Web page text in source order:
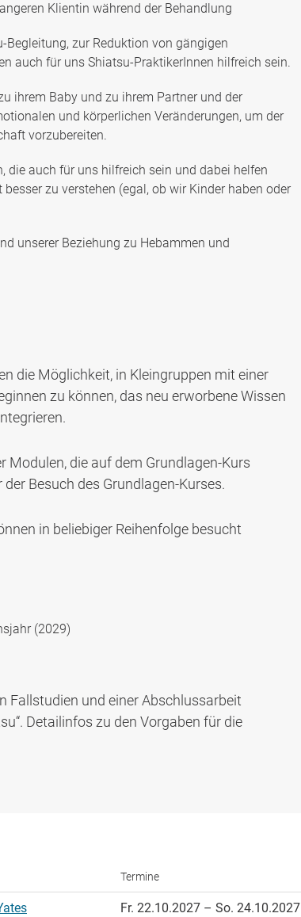
Klientin während der Behandlung
zur Reduktion von gängigen
auch für uns Shiatsu-PraktikerInnen hilfreich sein.
ihrem Baby und zu ihrem Partner und der
und körperlichen Veränderungen, um der
vorzubereiten.
die auch für uns hilfreich sein und dabei helfen
zu verstehen (egal, ob wir Kinder haben oder
unserer Beziehung zu Hebammen und
die Möglichkeit, in Kleingruppen mit einer
zu können, das neu erworbene Wissen
Modulen, die auf dem Grundlagen-Kurs
Besuch des Grundlagen-Kurses.
in beliebiger Reihenfolge besucht
(2029)
Fallstudien und einer Abschlussarbeit
Detailinfos zu den Vorgaben für die
Termine
Fr. 22.10.2027 – So. 24.10.2027